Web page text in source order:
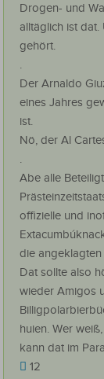
Drogen- und
alltäglich ist
gehört.
.
Der Arnaldo
eines Jahres
ist.
Nö, der Al
.
Abe alle
offizielle und
die
Dat sollte also
wieder Amigos
huien. Wer
kann dat im
12